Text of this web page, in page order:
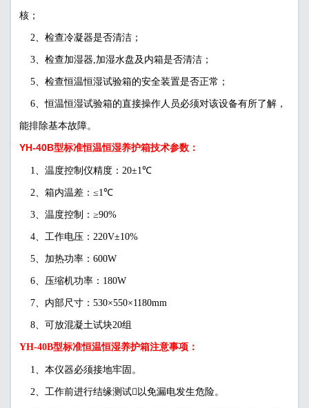
核；
2、检查冷凝器是否清洁；
3、检查加湿器,加湿水盘及内箱是否清洁；
5、检查恒温恒湿试验箱的安全装置是否正常；
6、恒温恒湿试验箱的直接操作人员必须对该设备有所了解，
能排除基本故障。
YH-40B型标准恒温恒湿养护箱技术参数：
1、温度控制仪精度：20±1℃
2、箱内温差：≤1℃
3、温度控制：≥90%
4、工作电压：220V±10%
5、加热功率：600W
6、压缩机功率：180W
7、内部尺寸：530×550×1180mm
8、可放混凝土试块20组
YH-40B型标准恒温恒湿养护箱注意事项：
1、本仪器必须接地牢固。
2、工作前进行结缘测试以免漏电发生危险。